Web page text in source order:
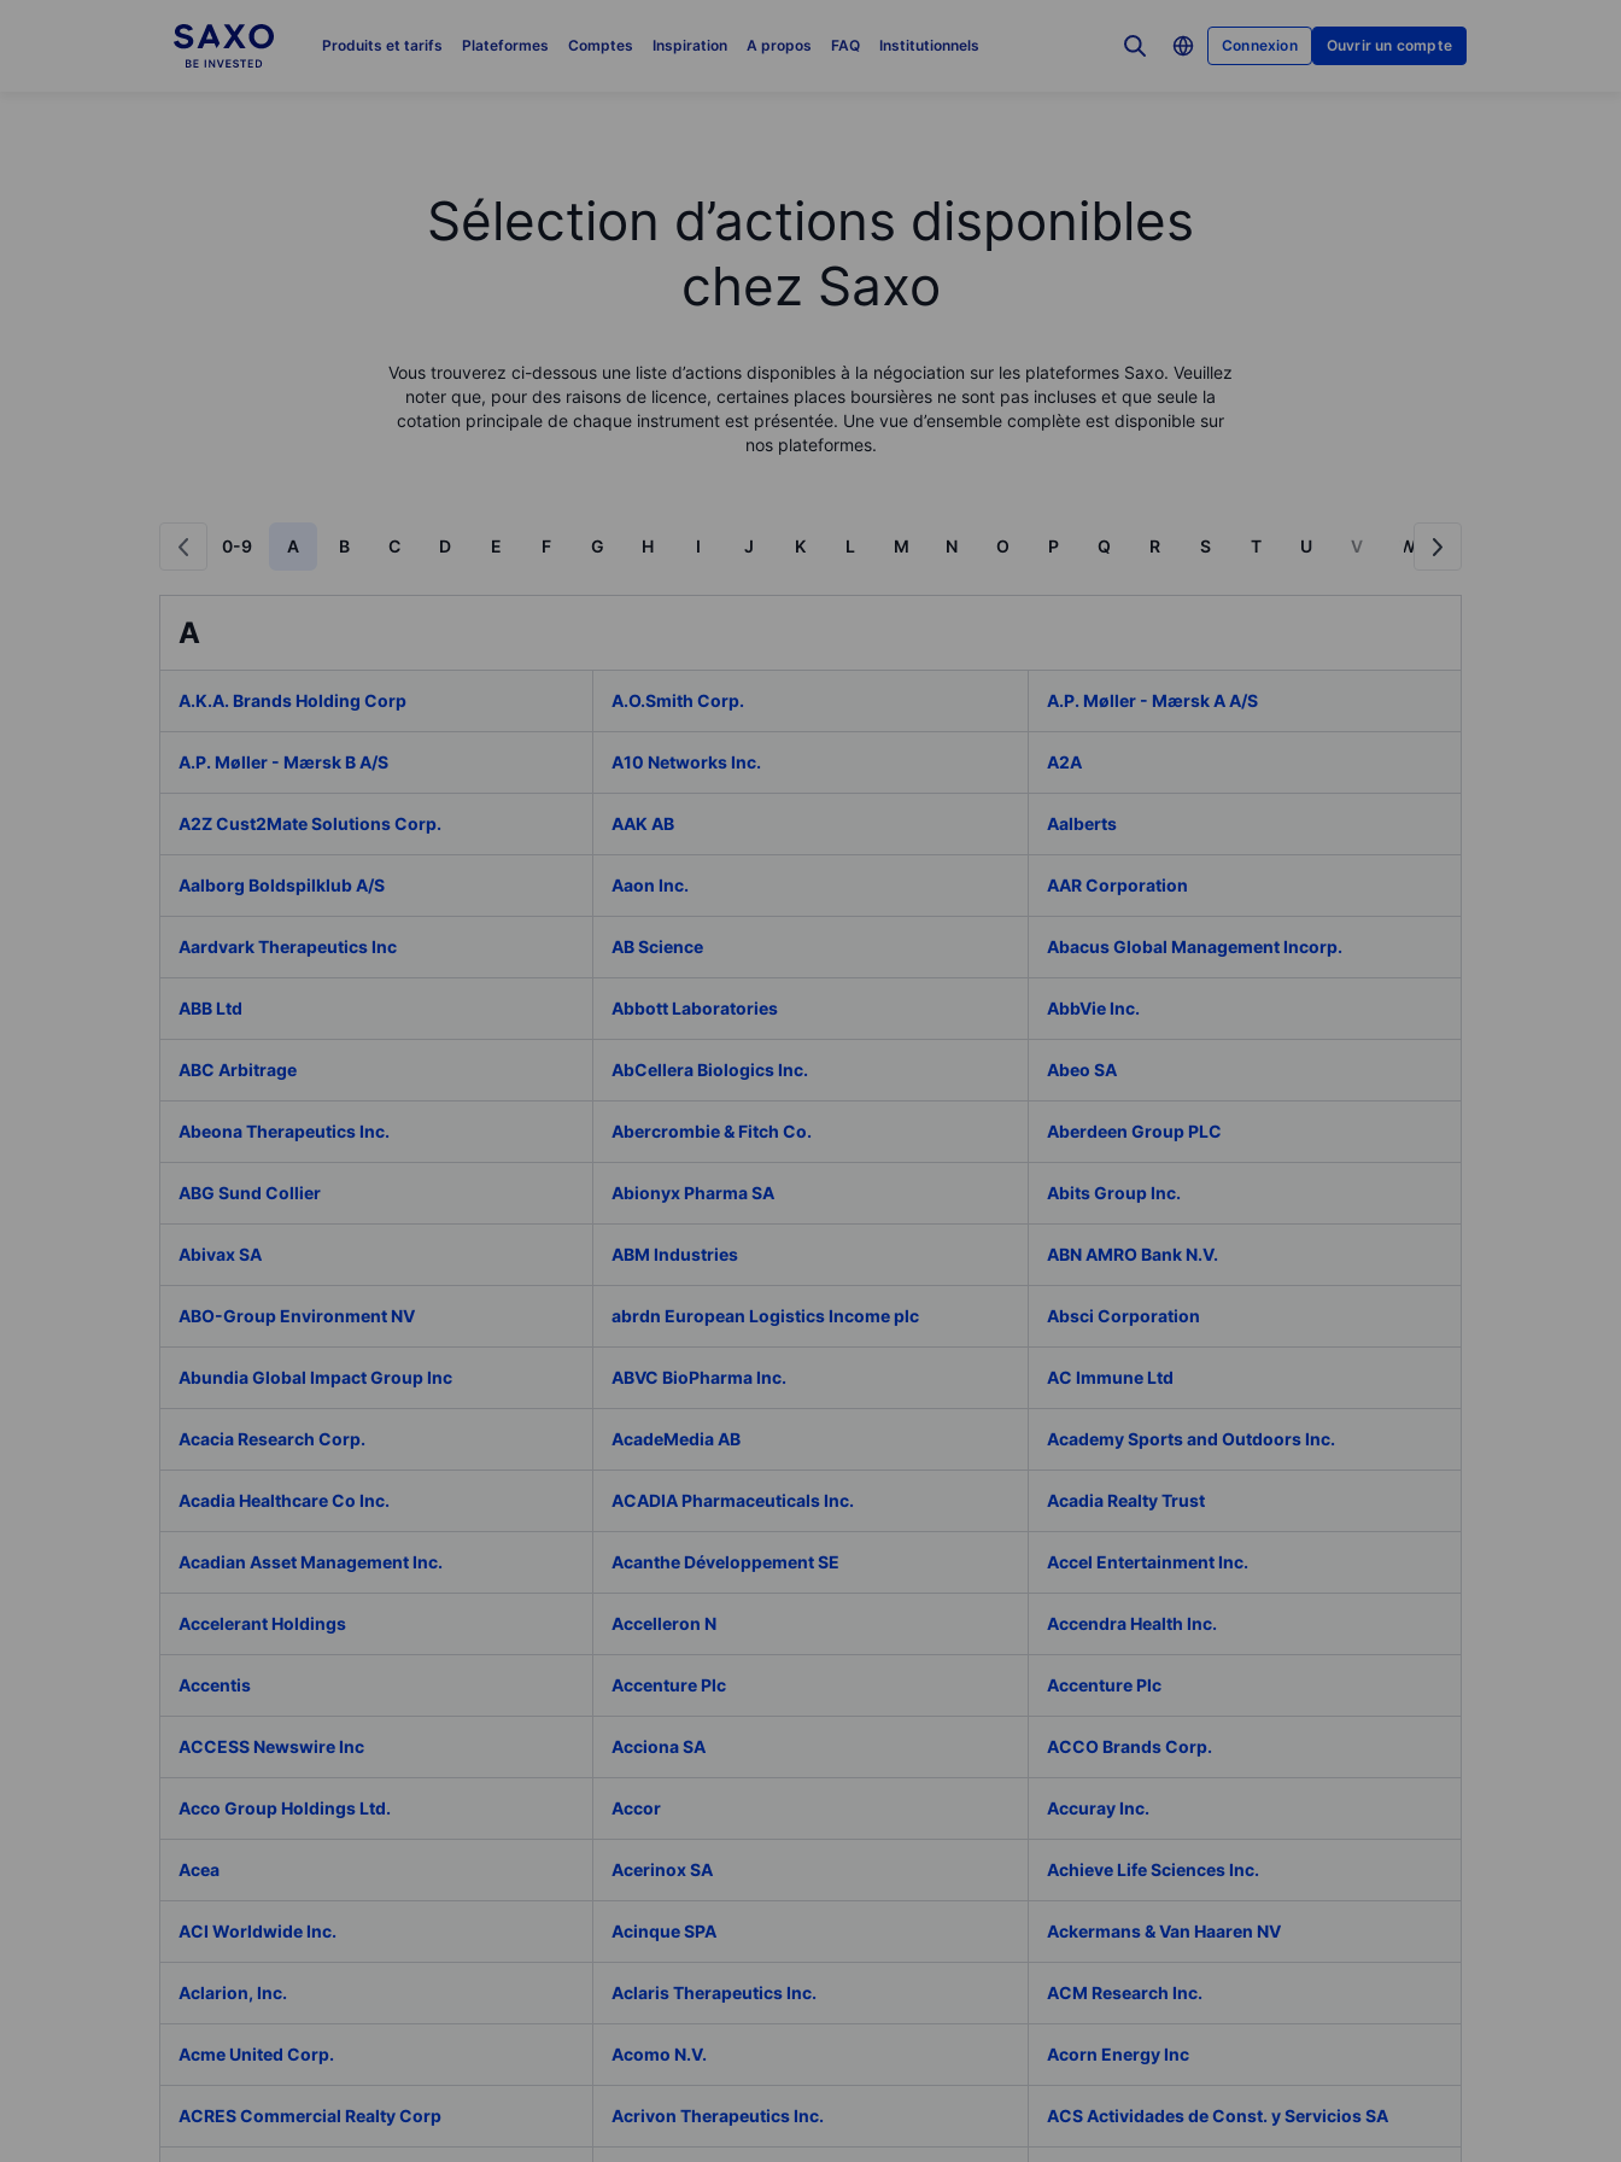
Produits et tarifs Plateformes Comptes Inspiration A propos FAQ Institutionnels Connexion Ouvrir un compte
Sélection d’actions disponibles
chez Saxo
Vous trouverez ci-dessous une liste d’actions disponibles à la négociation sur les plateformes Saxo. Veuillez
noter que, pour des raisons de licence, certaines places boursières ne sont pas incluses et que seule la
cotation principale de chaque instrument est présentée. Une vue d’ensemble complète est disponible sur
nos plateformes.
0-9 A B C D E F G H I J K L M N O P Q R S T U V W
A
A.K.A. Brands Holding Corp A.O.Smith Corp. A.P. Møller - Mærsk A A/S
A.P. Møller - Mærsk B A/S A10 Networks Inc. A2A
A2Z Cust2Mate Solutions Corp. AAK AB Aalberts
Aalborg Boldspilklub A/S Aaon Inc. AAR Corporation
Aardvark Therapeutics Inc AB Science Abacus Global Management Incorp.
ABB Ltd Abbott Laboratories AbbVie Inc.
ABC Arbitrage AbCellera Biologics Inc. Abeo SA
Abeona Therapeutics Inc. Abercrombie & Fitch Co. Aberdeen Group PLC
ABG Sund Collier Abionyx Pharma SA Abits Group Inc.
Abivax SA ABM Industries ABN AMRO Bank N.V.
ABO-Group Environment NV abrdn European Logistics Income plc Absci Corporation
Abundia Global Impact Group Inc ABVC BioPharma Inc. AC Immune Ltd
Acacia Research Corp. AcadeMedia AB Academy Sports and Outdoors Inc.
Acadia Healthcare Co Inc. ACADIA Pharmaceuticals Inc. Acadia Realty Trust
Acadian Asset Management Inc. Acanthe Développement SE Accel Entertainment Inc.
Accelerant Holdings Accelleron N Accendra Health Inc.
Accentis Accenture Plc Accenture Plc
ACCESS Newswire Inc Acciona SA ACCO Brands Corp.
Acco Group Holdings Ltd. Accor Accuray Inc.
Acea Acerinox SA Achieve Life Sciences Inc.
ACI Worldwide Inc. Acinque SPA Ackermans & Van Haaren NV
Aclarion, Inc. Aclaris Therapeutics Inc. ACM Research Inc.
Acme United Corp. Acomo N.V. Acorn Energy Inc
ACRES Commercial Realty Corp Acrivon Therapeutics Inc. ACS Actividades de Const. y Servicios SA